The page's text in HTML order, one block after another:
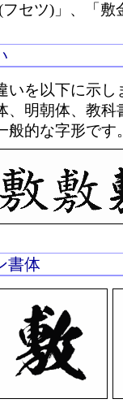
セツ)」、「敷
を以下に示し
、明朝体、教科
的な字形です。
書体